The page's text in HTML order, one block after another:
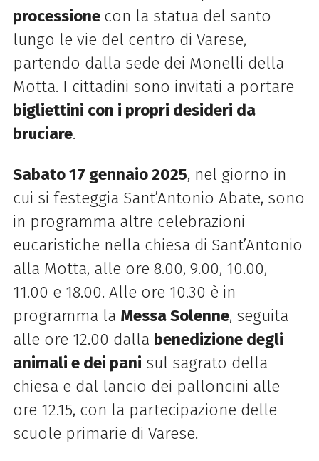
processione con la statua del santo
lungo le vie del centro di Varese,
partendo dalla sede dei Monelli della
Motta. I cittadini sono invitati a portare
bigliettini con i propri desideri da
bruciare.
Sabato 17 gennaio 2025, nel giorno in
cui si festeggia Sant’Antonio Abate, sono
in programma altre celebrazioni
eucaristiche nella chiesa di Sant’Antonio
alla Motta, alle ore 8.00, 9.00, 10.00,
11.00 e 18.00. Alle ore 10.30 è in
programma la Messa Solenne, seguita
alle ore 12.00 dalla benedizione degli
animali e dei pani sul sagrato della
chiesa e dal lancio dei palloncini alle
ore 12.15, con la partecipazione delle
scuole primarie di Varese.